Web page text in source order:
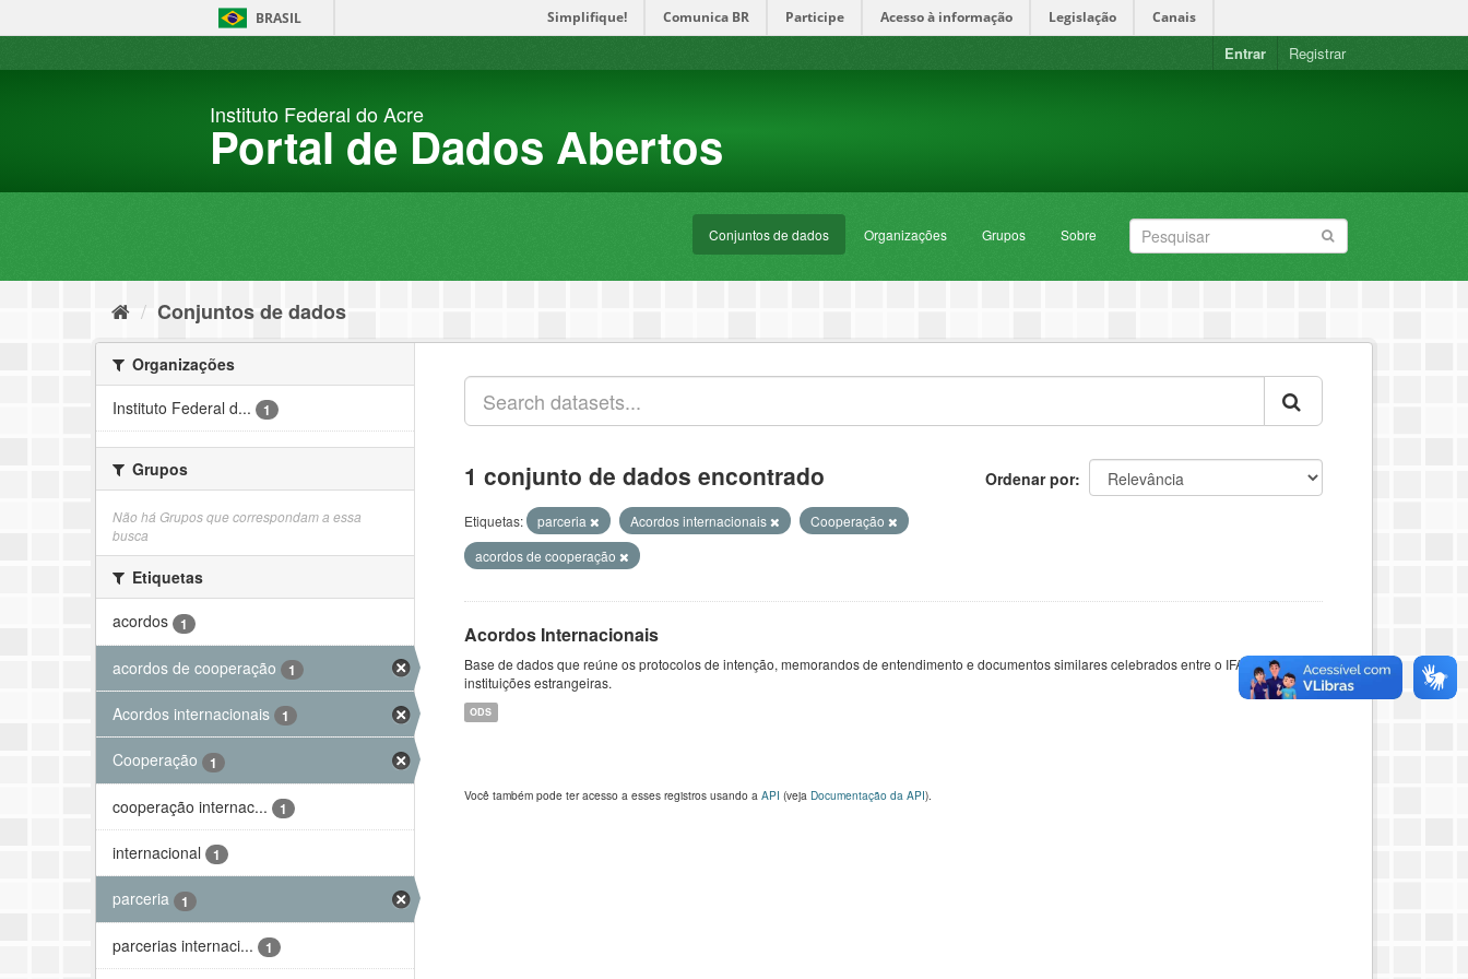
BRASIL Simplifique! Comunica BR Participe Acesso à informação Legislação Canais
Entrar Registrar
Instituto Federal do Acre
Portal de Dados Abertos
Conjuntos de dados Organizações Grupos Sobre
Conjuntos de dados
Organizações
Instituto Federal d...
1
Grupos
Não há Grupos que correspondam a essa
busca
Etiquetas
acordos
1
acordos de cooperação 1
Acordos internacionais 1
Cooperação 1
cooperação internac... 1
internacional 1
parceria 1
parcerias internaci... 1
Ordenar por
1 conjunto de dados encontrado
Etiquetas: parceria Acordos internacionais
Cooperação
acordos de cooperação
Acordos Internacionais
Base de dados que reúne os protocolos de intenção, memorandos de entendimento e documentos similares celebrados entre o IFAC e
instituições estrangeiras.
ODS
Você também pode ter acesso a esses registros usando a API (veja Documentação da API).